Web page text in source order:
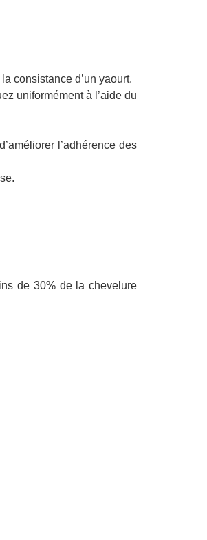
consistance d’un yaourt.
uniformément à l’aide du
l’adhérence des
de 30% de la chevelure